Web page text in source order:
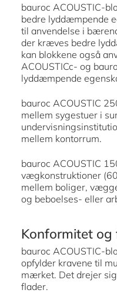
bauroc ACOUSTIC-
bedre lyddæmpende
til anvendelse i
der kræves bedre
kan blokkene også
ACOUSTICc- og
lyddæmpende
bauroc ACOUSTIC
mellem sygestuer i
mellem kontorrum.
bauroc ACOUSTIC
vægkonstruktioner
mellem boliger,
og beboelses- eller
Konformitet og
bauroc ACOUSTIC-
opfylder kravene til
mærket. Det drejer
flader.